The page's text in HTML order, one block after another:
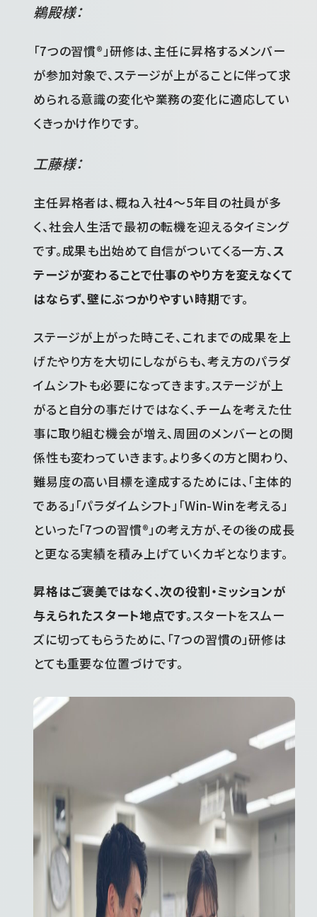
鵜殿様：
「7つの習慣®」研修は、主任に昇格するメンバー
が参加対象で、ステージが上がることに伴って求
められる意識の変化や業務の変化に適応してい
くきっかけ作りです。
工藤様：
主任昇格者は、概ね入社4～5年目の社員が多
く、社会人生活で最初の転機を迎えるタイミング
です。成果も出始めて自信がついてくる一方、ス
テージが変わることで仕事のやり方を変えなくて
はならず、壁にぶつかりやすい時期です。
ステージが上がった時こそ、これまでの成果を上
げたやり方を大切にしながらも、考え方のパラダ
イムシフトも必要になってきます。ステージが上
がると自分の事だけではなく、チームを考えた仕
事に取り組む機会が増え、周囲のメンバーとの関
係性も変わっていきます。より多くの方と関わり、
難易度の高い目標を達成するためには、「主体的
である」「パラダイムシフト」「Win-Winを考える」
といった「7つの習慣®」の考え方が、その後の成長
と更なる実績を積み上げていくカギとなります。
昇格はご褒美ではなく、次の役割・ミッションが
与えられたスタート地点です。スタートをスムー
ズに切ってもらうために、「7つの習慣の」研修は
とても重要な位置づけです。